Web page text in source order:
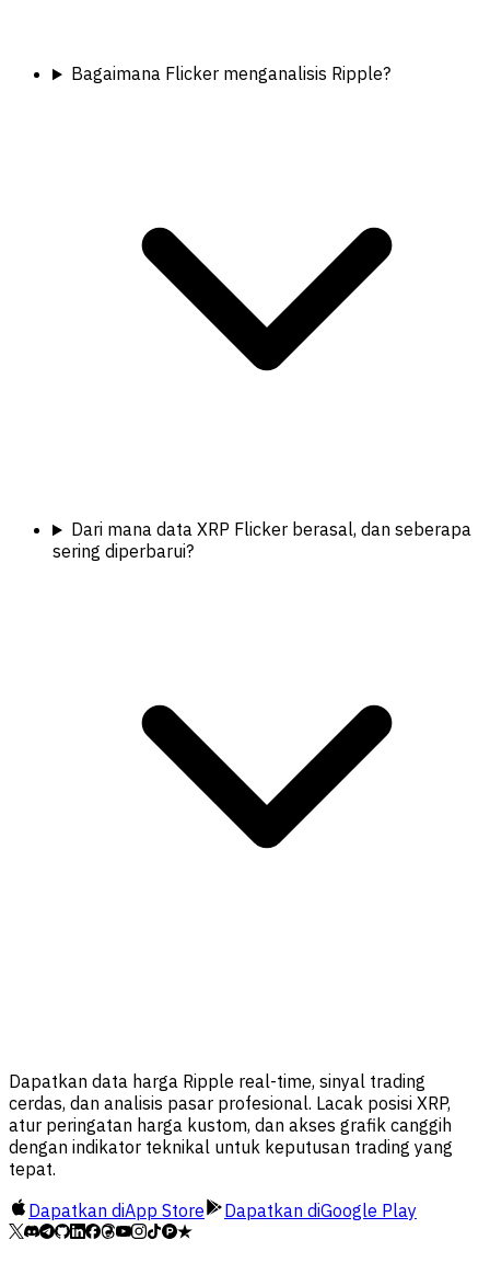
Bagaimana Flicker menganalisis Ripple?
Dari mana data XRP Flicker berasal, dan seberapa
sering diperbarui?
Dapatkan data harga Ripple real-time, sinyal trading
cerdas, dan analisis pasar profesional. Lacak posisi XRP,
atur peringatan harga kustom, dan akses grafik canggih
dengan indikator teknikal untuk keputusan trading yang
tepat.
Dapatkan diApp Store Dapatkan diGoogle Play